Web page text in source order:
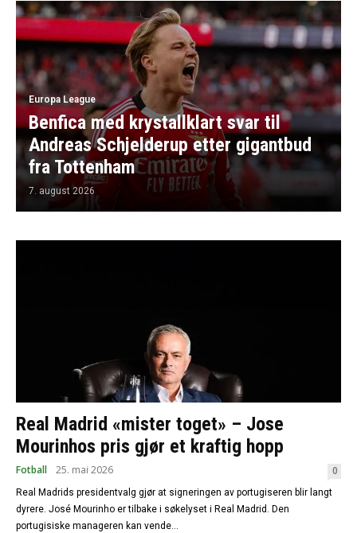
Europa League
Benfica med krystallklart svar til
Andreas Schjelderup etter gigantbud
fra Tottenham
7. august 2026
Real Madrid «mister toget» – Jose
Mourinhos pris gjør et kraftig hopp
Fotball 25. mai 2026 0
Real Madrids presidentvalg gjør at signeringen av portugiseren blir langt
dyrere. José Mourinho er tilbake i søkelyset i Real Madrid. Den
portugisiske manageren kan vende...